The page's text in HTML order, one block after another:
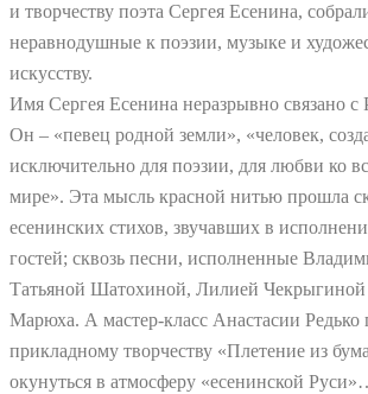
и творчеству поэта Сергея Есенина,
неравнодушные к поэзии, музыке и
искусству.
Имя Сергея Есенина неразрывно связано
Он – «певец родной земли», «человек,
исключительно для поэзии, для любви ко
мире». Эта мысль красной нитью прошла
есенинских стихов, звучавших в
гостей; сквозь песни, исполненные
Татьяной Шатохиной, Лилией Чекрыгиной
Марюха. А мастер-класс Анастасии Редько
прикладному творчеству «Плетение из
окунуться в атмосферу «есенинской